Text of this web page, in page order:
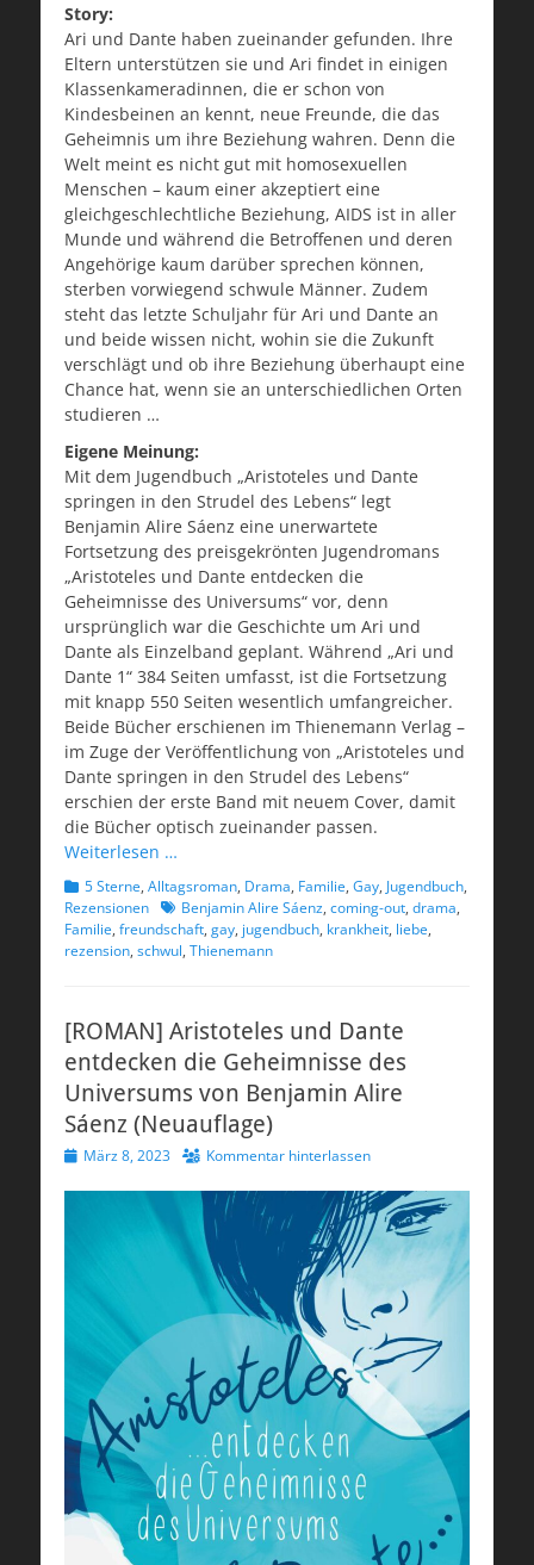
Story:
Ari und Dante haben zueinander gefunden. Ihre
Eltern unterstützen sie und Ari findet in einigen
Klassenkameradinnen, die er schon von
Kindesbeinen an kennt, neue Freunde, die das
Geheimnis um ihre Beziehung wahren. Denn die
Welt meint es nicht gut mit homosexuellen
Menschen – kaum einer akzeptiert eine
gleichgeschlechtliche Beziehung, AIDS ist in aller
Munde und während die Betroffenen und deren
Angehörige kaum darüber sprechen können,
sterben vorwiegend schwule Männer. Zudem
steht das letzte Schuljahr für Ari und Dante an
und beide wissen nicht, wohin sie die Zukunft
verschlägt und ob ihre Beziehung überhaupt eine
Chance hat, wenn sie an unterschiedlichen Orten
studieren …
Eigene Meinung:
Mit dem Jugendbuch „Aristoteles und Dante
springen in den Strudel des Lebens“ legt
Benjamin Alire Sáenz eine unerwartete
Fortsetzung des preisgekrönten Jugendromans
„Aristoteles und Dante entdecken die
Geheimnisse des Universums“ vor, denn
ursprünglich war die Geschichte um Ari und
Dante als Einzelband geplant. Während „Ari und
Dante 1“ 384 Seiten umfasst, ist die Fortsetzung
mit knapp 550 Seiten wesentlich umfangreicher.
Beide Bücher erschienen im Thienemann Verlag –
im Zuge der Veröffentlichung von „Aristoteles und
Dante springen in den Strudel des Lebens“
erschien der erste Band mit neuem Cover, damit
die Bücher optisch zueinander passen.
Weiterlesen …
Kategorien
5 Sterne, Alltagsroman, Drama, Familie, Gay, Jugendbuch,
Rezensionen Schlagworte
Benjamin Alire Sáenz, coming-out, drama,
Familie, freundschaft, gay, jugendbuch, krankheit, liebe,
rezension, schwul, Thienemann
[ROMAN] Aristoteles und Dante
entdecken die Geheimnisse des
Universums von Benjamin Alire
Sáenz (Neuauflage)
Veröffentlicht
März 8, 2023 Kommentar hinterlassen